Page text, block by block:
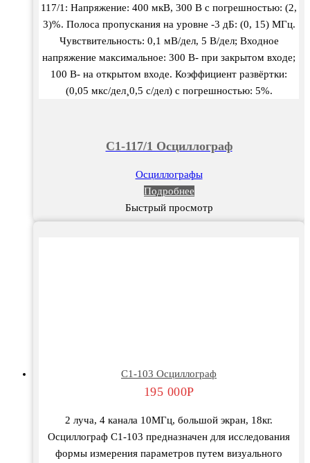
117/1: Напряжение: 400 мкВ, 300 В с погрешностью: (2,
3)%. Полоса пропускания на уровне -3 дБ: (0, 15) МГц.
Чувствительность: 0,1 мВ/дел, 5 В/дел; Входное
напряжение максимальное: 300 В- при закрытом входе;
100 В- на открытом входе. Коэффициент развёртки:
(0,05 мкс/дел¸0,5 с/дел) с погрешностью: 5%.
С1-117/1 Осциллограф
Осциллографы
Подробнее
Быстрый просмотр
C1-103 Осциллограф
195 000Р
2 луча, 4 канала 10МГц, большой экран, 18кг.
Осциллограф С1-103 предназначен для исследования
формы измерения параметров путем визуального